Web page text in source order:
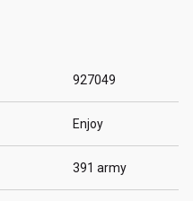
927049
Enjoy
391 army